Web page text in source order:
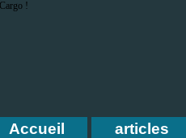
Accueil articles